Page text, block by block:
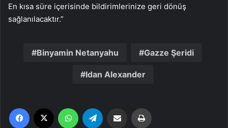
En kısa süre içerisinde bildirimlerinize geri dönüş
sağlanılacaktır.”
Binyamin Netanyahu Gazze Şeridi
Idan Alexander
Facebook WhatsApp Email'den paylaş